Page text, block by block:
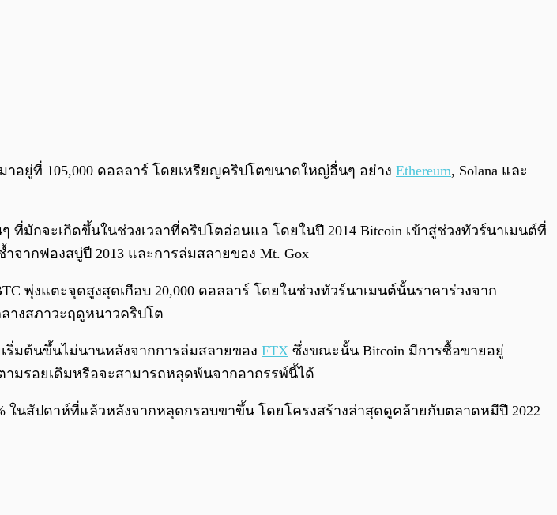
าอยู่ที่ 105,000 ดอลลาร์ โดยเหรียญคริปโตขนาดใหญ่อื่นๆ อย่าง Ethereum, Solana และ
ที่มักจะเกิดขึ้นในช่วงเวลาที่คริปโตอ่อนแอ โดยในปี 2014 Bitcoin เข้าสู่ช่วงทัวร์นาเมนต์ที่
จากฟองสบู่ปี 2013 และการล่มสลายของ Mt. Gox
พุ่งแตะจุดสูงสุดเกือบ 20,000 ดอลลาร์ โดยในช่วงทัวร์นาเมนต์นั้นราคาร่วงจาก
างสภาวะฤดูหนาวคริปโต
ริ่มต้นขึ้นไม่นานหลังจากการล่มสลายของ FTX ซึ่งขณะนั้น Bitcoin มีการซื้อขายอยู่
ามรอยเดิมหรือจะสามารถหลุดพ้นจากอาถรรพ์นี้ได้
ในสัปดาห์ที่แล้วหลังจากหลุดกรอบขาขึ้น โดยโครงสร้างล่าสุดดูคล้ายกับตลาดหมีปี 2022